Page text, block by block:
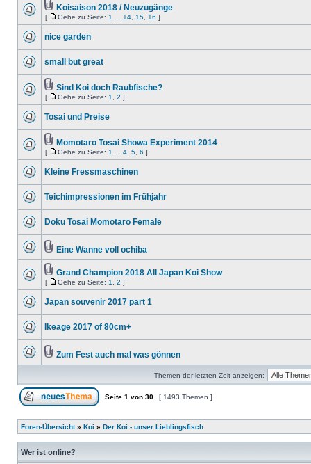
Koisaison 2018 / Neuzugänge
[ Gehe zu Seite: 1 14 15 16 ]
nice garden
small but great
Sind Koi doch Raubfische?
[ Gehe zu Seite: 1 2 ]
Tosai und Preise
Momotaro Tosai Showa Experiment 2014
[ Gehe zu Seite: 1 4 5 6 ]
Kleine Fressmaschinen
Teichimpressionen im Frühjahr
Doku Tosai Momotaro Female
Eine Wanne voll ochiba
Grand Champion 2018 All Japan Koi Show
[ Gehe zu Seite: 1 2 ]
Japan souvenir 2017 part 1
Ikeage 2017 of 80cm+
Zum Fest auch mal was gönnen
Themen der letzten Zeit anzeigen:
Seite 1 von 30 [ 1493 Themen ]
Foren-Übersicht» Koi » Der Koi - unser Lieblingsfisch
Wer ist online?